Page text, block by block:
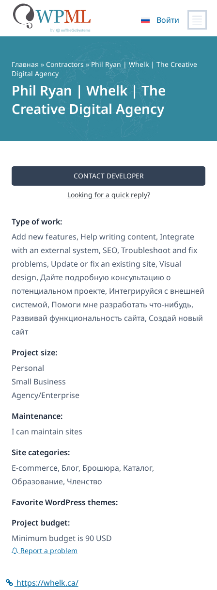
содержимому
Войти
Главная » Contractors » Phil Ryan | Whelk | The Creative
Digital Agency
Phil Ryan | Whelk | The
Creative Digital Agency
CONTACT DEVELOPER
Looking for a quick reply?
Type of work:
Add new features, Help writing content, Integrate
with an external system, SEO, Troubleshoot and fix
problems, Update or fix an existing site, Visual
design, Дайте подробную консультацию о
потенциальном проекте, Интегрируйся с внешней
системой, Помоги мне разработать что-нибудь,
Развивай функциональность сайта, Создай новый
сайт
Project size:
Personal
Small Business
Agency/Enterprise
Maintenance:
I can maintain sites
Site categories:
E-commerce, Блог, Брошюра, Каталог,
Образование, Членство
Favorite WordPress themes:
Project budget:
Minimum budget is 90 USD
Report a problem
https://whelk.ca/